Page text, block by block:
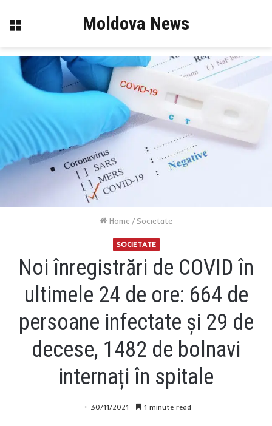
Menu Moldova News
Home / Societate
SOCIETATE
Noi înregistrări de COVID în
ultimele 24 de ore: 664 de
persoane infectate și 29 de
decese, 1482 de bolnavi
internați în spitale
30/11/2021 1 minute read